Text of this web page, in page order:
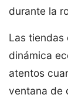
durante la
Las tiendas
dinámica
atentos
ventana de